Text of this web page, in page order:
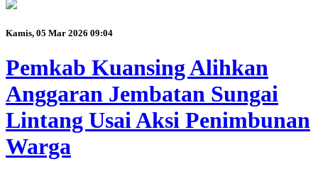
Kamis, 05 Mar 2026 09:04
Pemkab Kuansing Alihkan
Anggaran Jembatan Sungai
Lintang Usai Aksi Penimbunan
Warga